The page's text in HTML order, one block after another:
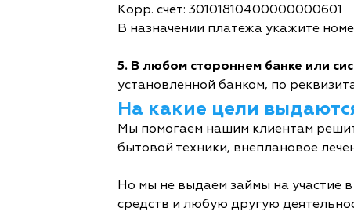
Корр. счёт: 30101810400000000601
В назначении платежа укажите
5. В любом стороннем банке или
установленной банком, по
На какие цели
Мы помогаем нашим клиентам
бытовой техники, внеплановое
Но мы не выдаем займы на участие
средств и любую другую